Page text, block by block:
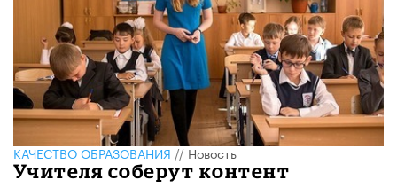
КАЧЕСТВО ОБРАЗОВАНИЯ//Новость
Учителя соберут контент